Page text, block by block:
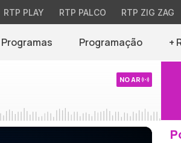
RTP PLAY RTP PALCO RTP ZIG ZAG
Programas Programação +
NO AR